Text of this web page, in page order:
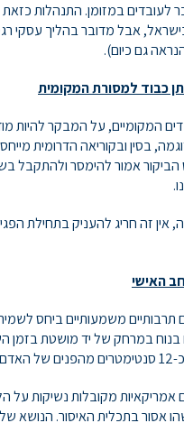
לעובדים במזומן. התנהלות כזאת
אבל מדובר בהליך עסקי
גם כיום).
כבוד למסורת המקומית
המקומיים, על המבקר להיות
בסין ובקוריאה הדרומית
הביקור אמור להימסר ולהתקבל
אין זה חריג להעניק בתחילת
האישי
תרבותיים משמעותיים ביחס
בנוח במרחק של יד מושטת בזמן
אמריקאיות מקובלות נשיקות על
אסור בתכלית האיסור. הנושא